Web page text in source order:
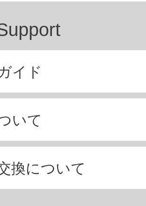
イド
いて
換について